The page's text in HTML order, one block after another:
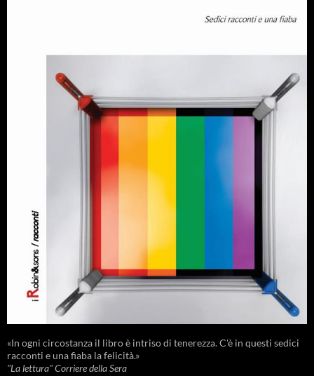
«In ogni circostanza il libro è intriso di tenerezza. C'è in questi sedici
racconti e una fiaba la felicità.»
"La lettura" Corriere della Sera